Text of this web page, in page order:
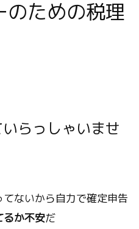
のための税理
らっしゃいませ
ないから自力で確定申告
るか不安だ